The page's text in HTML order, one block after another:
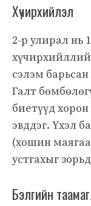
Хүчирхийлэл
2-р улирал нь
сэлэм
Галт
биетүүд
эвддэг. Үхэл
(хошин
устгахыг
Бэлгийн